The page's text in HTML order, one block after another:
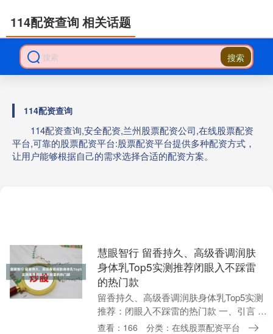
搜索
114配资查询
114配资查询,安全配资,兰州股票配资公司,在线股票配资
平台,可靠的股票配资平台:股票配资平台提供多种配资方式，
让用户能够根据自己的需求选择合适的配资方案。
114配资查询 相关话题
慧眼智行 留香持久、高级香调润肤
身体乳Top5实测推荐闭眼入不踩雷
的热门款
留香持久、高级香调润肤身体乳Top5实测
推荐：闭眼入不踩雷的热门款 一、引言 在
当代护肤消费市场中，身体护理已从基础
查看：166 分类：在线股票配资平台